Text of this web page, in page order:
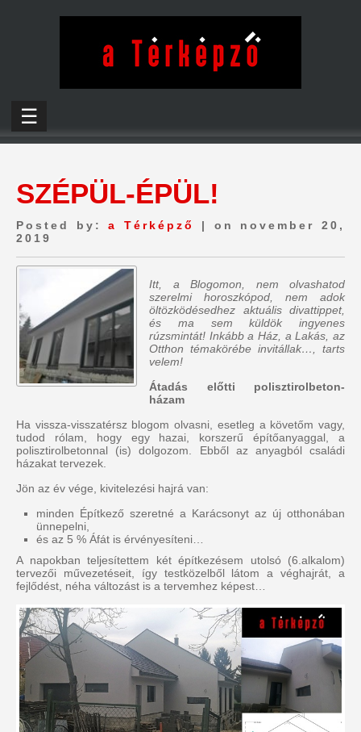
☰
SZÉPÜL-ÉPÜL!
Posted by:a Térképző
| on november 20,
2019
Itt, a Blogomon, nem olvashatod
szerelmi horoszkópod, nem adok
öltözködésedhez aktuális divattippet,
és ma sem küldök ingyenes
rúzsmintát! Inkább a Ház, a Lakás, az
Otthon témakörébe invitállak…, tarts
velem!
Átadás előtti polisztirolbeton-
házam
Ha vissza-visszatérsz blogom olvasni, esetleg a követőm vagy,
tudod rólam, hogy egy hazai, korszerű építőanyaggal, a
polisztirolbetonnal (is) dolgozom. Ebből az anyagból családi
házakat tervezek.
Jön az év vége, kivitelezési hajrá van:
minden Építkező szeretné a Karácsonyt az új otthonában
ünnepelni,
és az 5 % Áfát is érvényesíteni…
A napokban teljesítettem két építkezésem utolsó (6.alkalom)
tervezői művezetéseit, így testközelből látom a véghajrát, a
fejlődést, néha változást is a tervemhez képest…